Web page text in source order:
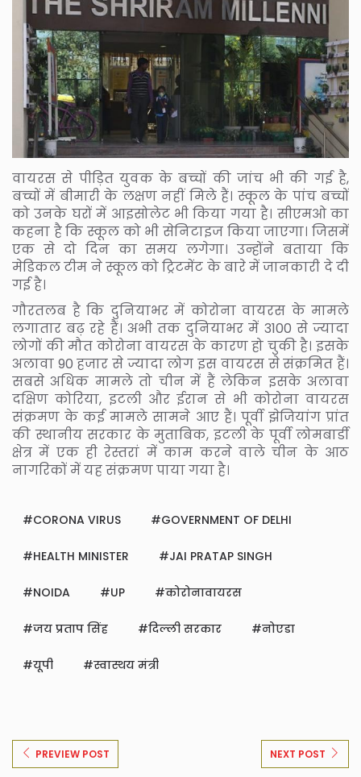
वायरस से पीड़ित युवक के बच्चों की जांच भी की गई है,
बच्चों में बीमारी के लक्षण नहीं मिले हैं। स्कूल के पांच बच्चों
को उनके घरों में आइसोलेट भी किया गया है। सीएमओ का
कहना है कि स्कूल को भी सेनिटाइज किया जाएगा। जिसमें
एक से दो दिन का समय लगेगा। उन्होंने बताया कि
मेडिकल टीम ने स्कूल को ट्रिटमेंट के बारे में जानकारी दे दी
गई है।
गौरतलब है कि दुनियाभर में कोरोना वायरस के मामले
लगातार बढ़ रहे हैं। अभी तक दुनियाभर में 3100 से ज्यादा
लोगों की मौत कोरोना वायरस के कारण हो चुकी है। इसके
अलावा 90 हजार से ज्यादा लोग इस वायरस से संक्रमित हैं।
सबसे अधिक मामले तो चीन में हैं लेकिन इसके अलावा
दक्षिण कोरिया, इटली और ईरान से भी कोरोना वायरस
संक्रमण के कई मामले सामने आए हैं। पूर्वी झेजियांग प्रांत
की स्थानीय सरकार के मुताबिक, इटली के पूर्वी लोमबार्डी
क्षेत्र में एक ही रेस्तरां में काम करने वाले चीन के आठ
नागरिकों में यह संक्रमण पाया गया है।
CORONA VIRUS GOVERNMENT OF DELHI
HEALTH MINISTER JAI PRATAP SINGH
NOIDA UP कोरोनावायरस
जय प्रताप सिंह दिल्ली सरकार नोएडा
यूपी स्वास्थय मंत्री
PREVIEW POST NEXT POST